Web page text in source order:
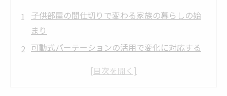
子供部屋の間仕切りで変わる家族の暮らしの始
まり
可動式パーテーションの活用で変化に対応する
収納一体型仕切りで機能性と空間の有効活用を